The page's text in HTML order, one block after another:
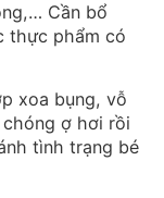
Cần bổ
thực phẩm có
xoa bụng, vỗ
ợ hơi rồi
tình trạng bé